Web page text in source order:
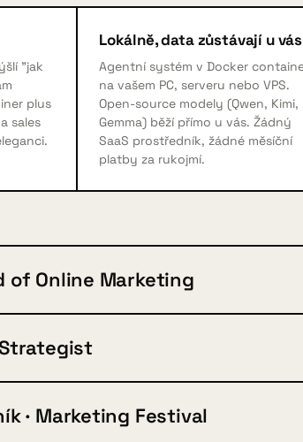
"jak
plus
sales
Lokálně, data zůstávají u vás
Agentní systém v Docker
na vašem PC, serveru nebo VPS.
Open-source modely (Qwen, Kimi,
Gemma) běží přímo u vás. Žádný
SaaS prostředník, žádné měsíční
platby za rukojmí.
of Online Marketing
Strategist
· Marketing Festival